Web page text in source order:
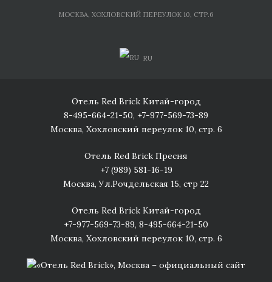
МОСКВА, ХОХЛОВСКИЙ ПЕРЕУЛОК 10, СТР.6
RU
Отель Red Brick Китай-город
8-495-664-21-50, +7-977-569-73-89
Москва, Хохловский переулок 10, стр. 6
Отель Red Brick Пресня
+7 (989) 581-16-19
Москва, Ул.Рочдельская 15, стр 22
Отель Red Brick Китай-город
+7-977-569-73-89, 8-495-664-21-50
Москва, Хохловский переулок 10, стр. 6